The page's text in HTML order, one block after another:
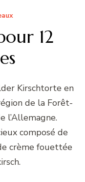
12
Kirschtorte en
de la Forêt-
l’Allemagne.
composé de
crème fouettée